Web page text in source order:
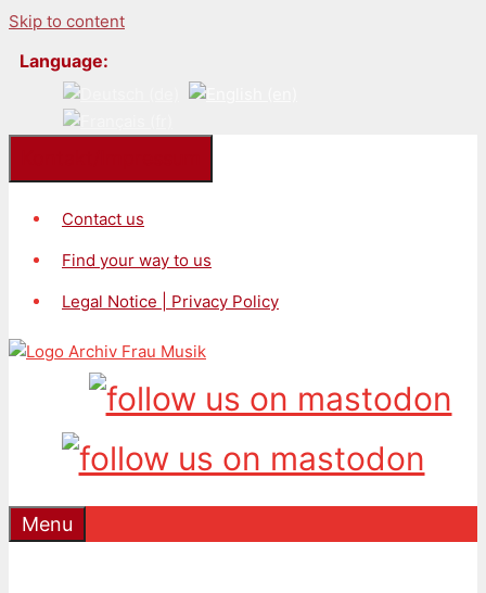
Skip to content
Language:
Contact us
Find your way to us
Legal Notice | Privacy Policy
Menu